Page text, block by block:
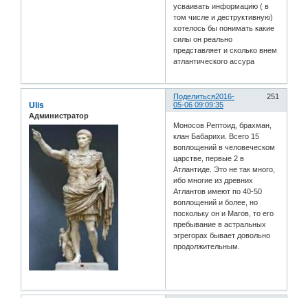
усваивать информацию ( в
том числе и деструктивную)
хотелось бы понимать какие
силы он реально
представляет и сколько внем
атлантического ассура
Поделиться 251
2016-
05-06 09:09:35
Ulis
Администратор
Моносов Рептоид, брахман,
клан Бабарихи. Всего 15
воплощений в человеческом
царстве, первые 2 в
Атлантиде. Это не так много,
ибо многие из древних
Атлантов имеют по 40-50
воплощений и более, но
поскольку он и Магов, то его
пребывание в астральных
эгрегорах бывает довольно
продолжительным.